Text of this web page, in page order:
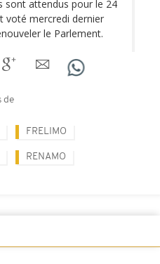
sont attendus pour le 24
voté mercredi dernier
le Parlement.
de
FRELIMO
RENAMO